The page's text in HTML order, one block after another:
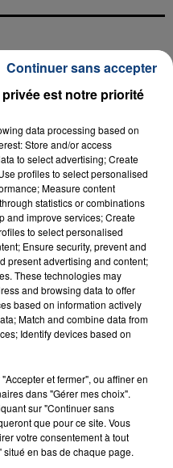
: UNE FEMME ET
ET LA...
le feu après avoir
bébé de trois mois
SE FAIRE
RESSORT DE LA...
est notre priorité
data processing based on
Store and/or access
to select advertising; Create
profiles to select personalised
Measure content
statistics or combinations
and improve services; Create
to select personalised
Ensure security, prevent and
present advertising and content;
These technologies may
and browsing data to offer
based on information actively
Match and combine data from
Identify devices based on
et fermer", ou affiner en
dans "Gérer mes choix".
sur "Continuer sans
que pour ce site. Vous
votre consentement à tout
en bas de chaque page.
Continuer sans accepter